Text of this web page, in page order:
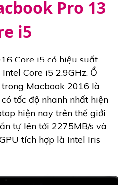
Pro 13
i5
Core i5 có hiệu suất
Core i5 2.9GHz. Ổ
Macbook 2016 là
tốc độ nhanh nhất hiện
hiện nay trên thế giới
tự lên tới 2275MB/s và
tích hợp là Intel Iris